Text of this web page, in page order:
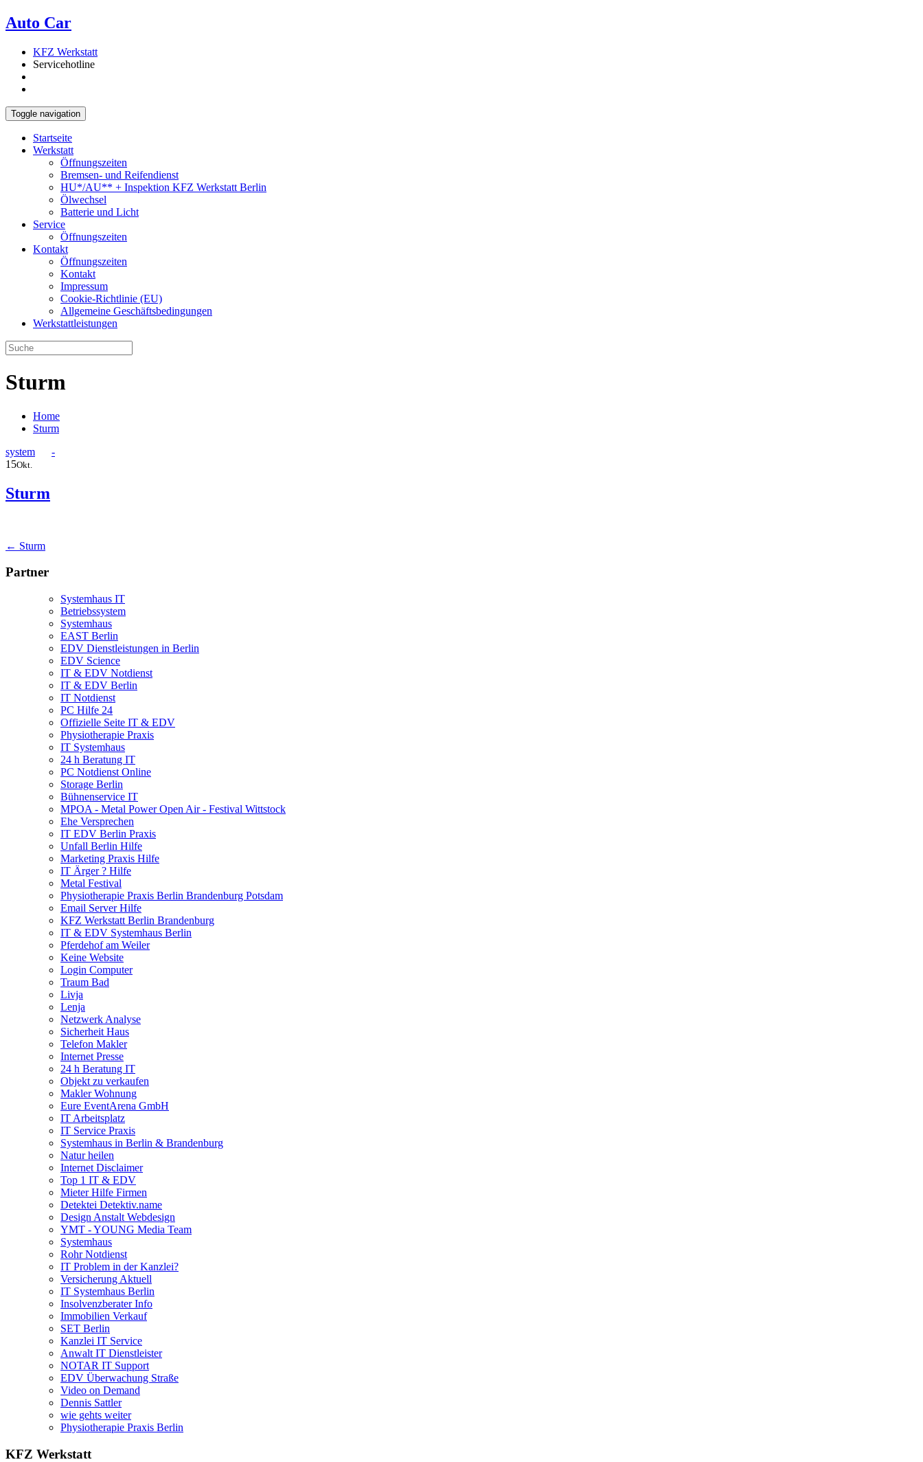
кредиты онлайн
Auto Car
KFZ Werkstatt
Servicehotline
Toggle navigation
Startseite
Werkstatt
Öffnungszeiten
Bremsen- und Reifendienst
HU*/AU** + Inspektion KFZ Werkstatt Berlin
Ölwechsel
Batterie und Licht
Service
Öffnungszeiten
Kontakt
Öffnungszeiten
Kontakt
Impressum
Cookie-Richtlinie (EU)
Allgemeine Geschäftsbedingungen
Werkstattleistungen
Sturm
Home
Sturm
system
-
15Okt.
Sturm
Post
← Sturm
Partner
Systemhaus IT
Betriebssystem
Systemhaus
EAST Berlin
EDV Dienstleistungen in Berlin
EDV Science
IT & EDV Notdienst
IT & EDV Berlin
IT Notdienst
PC Hilfe 24
Offizielle Seite IT & EDV
Physiotherapie Praxis
IT Systemhaus
24 h Beratung IT
PC Notdienst Online
Storage Berlin
Bühnenservice IT
MPOA - Metal Power Open Air - Festival Wittstock
Ehe Versprechen
IT EDV Berlin Praxis
Unfall Berlin Hilfe
Marketing Praxis Hilfe
IT Ärger ? Hilfe
Metal Festival
Physiotherapie Praxis Berlin Brandenburg Potsdam
Email Server Hilfe
KFZ Werkstatt Berlin Brandenburg
IT & EDV Systemhaus Berlin
Pferdehof am Weiler
Keine Website
Login Computer
Traum Bad
Livja
Lenja
Netzwerk Analyse
Sicherheit Haus
Telefon Makler
Internet Presse
24 h Beratung IT
Objekt zu verkaufen
Makler Wohnung
Eure EventArena GmbH
IT Arbeitsplatz
IT Service Praxis
Systemhaus in Berlin & Brandenburg
Natur heilen
Internet Disclaimer
Top 1 IT & EDV
Mieter Hilfe Firmen
Detektei Detektiv.name
Design Anstalt Webdesign
YMT - YOUNG Media Team
Systemhaus
Rohr Notdienst
IT Problem in der Kanzlei?
Versicherung Aktuell
IT Systemhaus Berlin
Insolvenzberater Info
Immobilien Verkauf
SET Berlin
Kanzlei IT Service
Anwalt IT Dienstleister
NOTAR IT Support
EDV Überwachung Straße
Video on Demand
Dennis Sattler
wie gehts weiter
Physiotherapie Praxis Berlin
KFZ Werkstatt